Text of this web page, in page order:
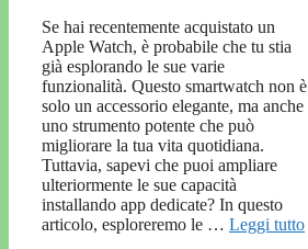
Se hai recentemente acquistato un
Apple Watch, è probabile che tu stia
già esplorando le sue varie
funzionalità. Questo smartwatch non è
solo un accessorio elegante, ma anche
uno strumento potente che può
migliorare la tua vita quotidiana.
Tuttavia, sapevi che puoi ampliare
ulteriormente le sue capacità
installando app dedicate? In questo
articolo, esploreremo le … Leggi tutto